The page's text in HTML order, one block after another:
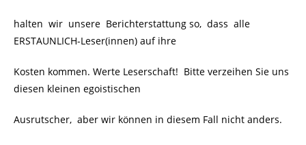
halten wir unsere Berichterstattung so, dass alle
ERSTAUNLICH-Leser(innen) auf ihre
Kosten kommen. Werte Leserschaft! Bitte verzeihen Sie uns
diesen kleinen egoistischen
Ausrutscher, aber wir können in diesem Fall nicht anders.